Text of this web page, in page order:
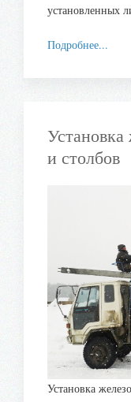
установленных
Подробнее...
и столбов
Установка